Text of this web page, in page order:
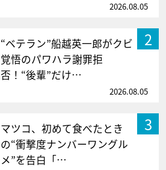
2026.08.05
2
“ベテラン”船越英一郎がクビ
覚悟のパワハラ謝罪拒
否！“後輩”だけ…
2026.08.05
3
マツコ、初めて食べたとき
の“衝撃度ナンバーワングル
メ”を告白「…